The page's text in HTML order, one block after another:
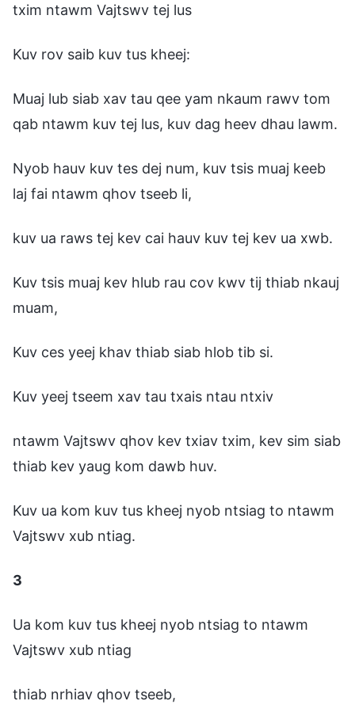
txim ntawm Vajtswv tej lus
Kuv rov saib kuv tus kheej:
Muaj lub siab xav tau qee yam nkaum rawv tom
qab ntawm kuv tej lus, kuv dag heev dhau lawm.
Nyob hauv kuv tes dej num, kuv tsis muaj keeb
laj fai ntawm qhov tseeb li,
kuv ua raws tej kev cai hauv kuv tej kev ua xwb.
Kuv tsis muaj kev hlub rau cov kwv tij thiab nkauj
muam,
Kuv ces yeej khav thiab siab hlob tib si.
Kuv yeej tseem xav tau txais ntau ntxiv
ntawm Vajtswv qhov kev txiav txim, kev sim siab
thiab kev yaug kom dawb huv.
Kuv ua kom kuv tus kheej nyob ntsiag to ntawm
Vajtswv xub ntiag.
3
Ua kom kuv tus kheej nyob ntsiag to ntawm
Vajtswv xub ntiag
thiab nrhiav qhov tseeb,